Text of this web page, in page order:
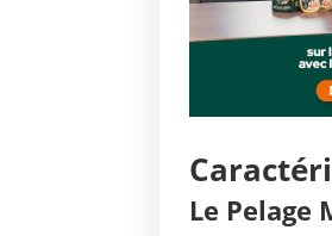
Le Pelage